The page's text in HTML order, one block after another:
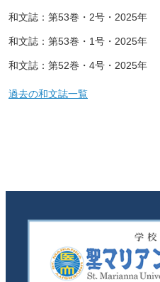
和文誌：第53巻・2号・2025年
和文誌：第53巻・1号・2025年
和文誌：第52巻・4号・2025年
過去の和文誌一覧